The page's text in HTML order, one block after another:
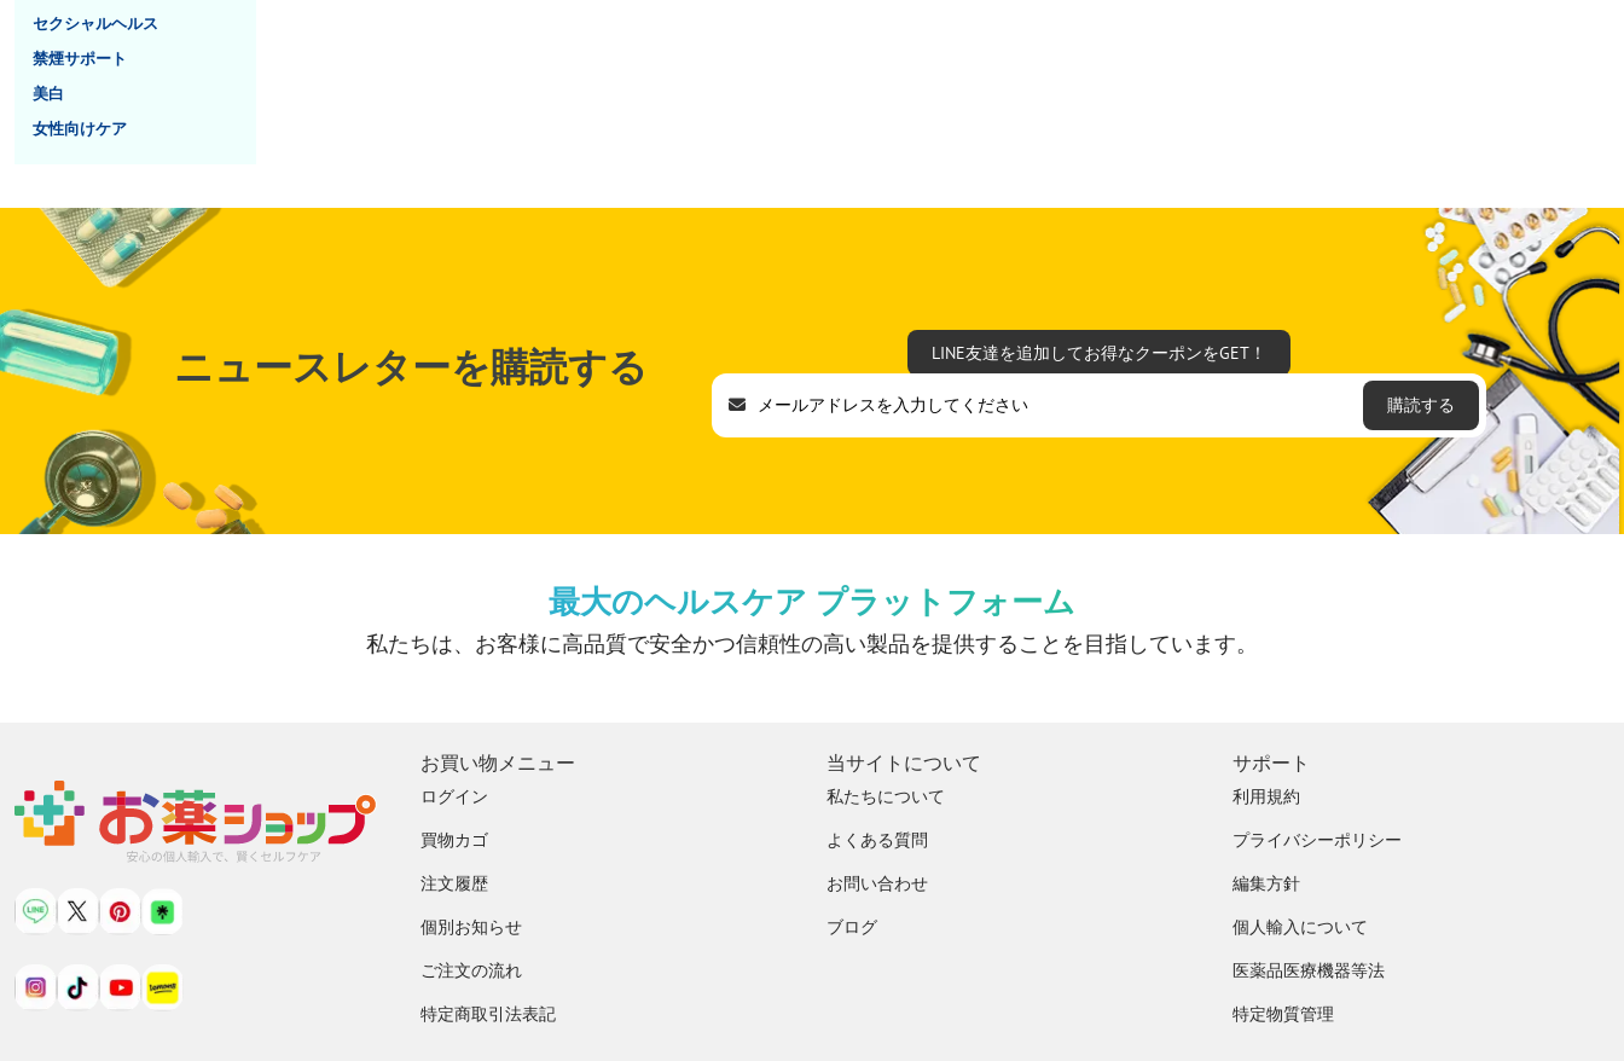
セクシャルヘルス
禁煙サポート
美白
女性向けケア
ニュースレターを購読する LINE友達を追加してお得なクーポンをGET！
購読する
最大のヘルスケア プラットフォーム
私たちは、お客様に高品質で安全かつ信頼性の高い製品を提供することを目指しています。
お買い物メニュー
ログイン
買物カゴ
注文履歴
個別お知らせ
ご注文の流れ
特定商取引法表記
当サイトについて
私たちについて
よくある質問
お問い合わせ
ブログ
サポート
利用規約
プライバシーポリシー
編集方針
個人輸入について
医薬品医療機器等法
特定物質管理